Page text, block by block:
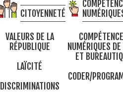
CITOYENNETÉ
VALEURS DE LA
RÉPUBLIQUE
LAÏCITÉ
DISCRIMINATIONS
NUMÉRIQUES
ET
CODER/